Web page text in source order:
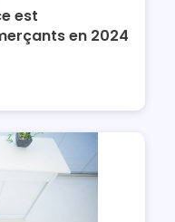
est
en 2024